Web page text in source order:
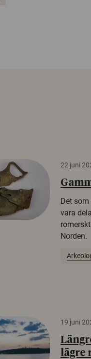
22 juni
Det
vara
Norden.
19 juni
lägre